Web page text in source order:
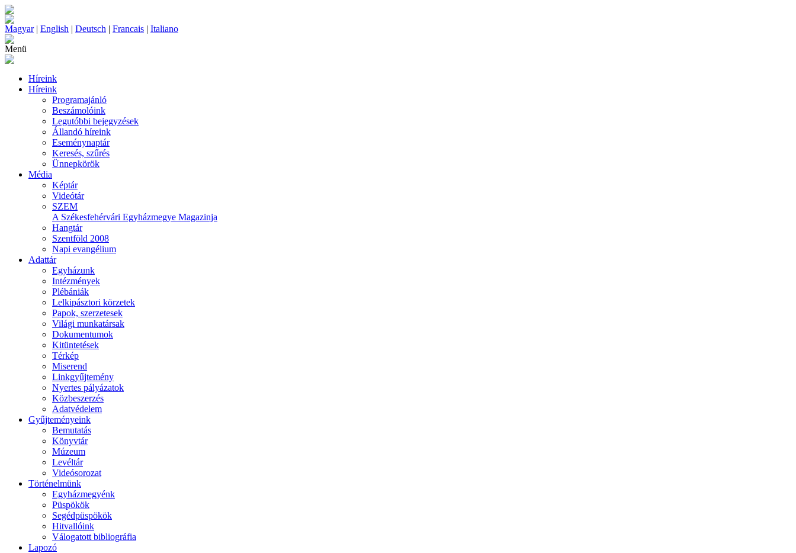
Magyar| English | Deutsch | Francais | Italiano
Menü
Híreink
Híreink
Programajánló
Beszámolóink
Legutóbbi bejegyzések
Állandó híreink
Eseménynaptár
Keresés, szűrés
Ünnepkörök
Média
Képtár
Videótár
SZEM
A Székesfehérvári Egyházmegye Magazinja
Hangtár
Szentföld 2008
Napi evangélium
Adattár
Egyházunk
Intézmények
Plébániák
Lelkipásztori körzetek
Papok, szerzetesek
Világi munkatársak
Dokumentumok
Kitüntetések
Térkép
Miserend
Linkgyűjtemény
Nyertes pályázatok
Közbeszerzés
Adatvédelem
Gyűjteményeink
Bemutatás
Könyvtár
Múzeum
Levéltár
Videósorozat
Történelmünk
Egyházmegyénk
Püspökök
Segédpüspökök
Hitvallóink
Válogatott bibliográfia
Lapozó